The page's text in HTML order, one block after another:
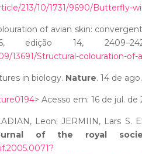
213/10/1731/9690/Butterfly-
of avian skin:
edição 14,
13691/Structural-colouration-
in biology. Nature. 14 de
> Acesso em: 16 de jul. de
Leon; JERMIIN, Lars S.
of the royal